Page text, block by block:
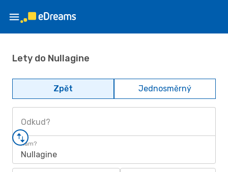
Lety do Nullagine
Zpět Jednosměrný
Odkud?
Kam?
Nullagine